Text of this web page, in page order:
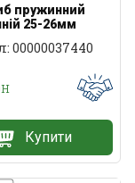
пружинний
25-26мм
00000037440
Купити